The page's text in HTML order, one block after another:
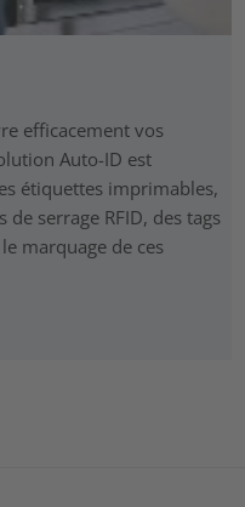
efficacement vos
Auto-ID est
étiquettes imprimables,
serrage RFID, des tags
marquage de ces